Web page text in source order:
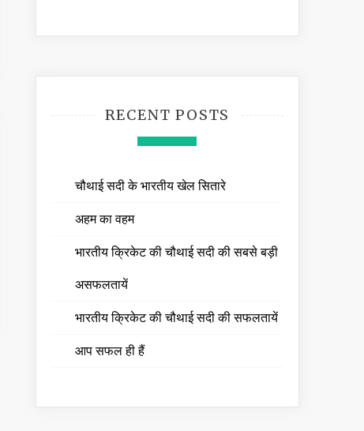
RECENT POSTS
चौथाई सदी के भारतीय खेल सितारे
अहम का वहम
भारतीय क्रिकेट की चौथाई सदी की सबसे बड़ी
असफलतायें
भारतीय क्रिकेट की चौथाई सदी की सफलतायें
आप सफल ही हैं